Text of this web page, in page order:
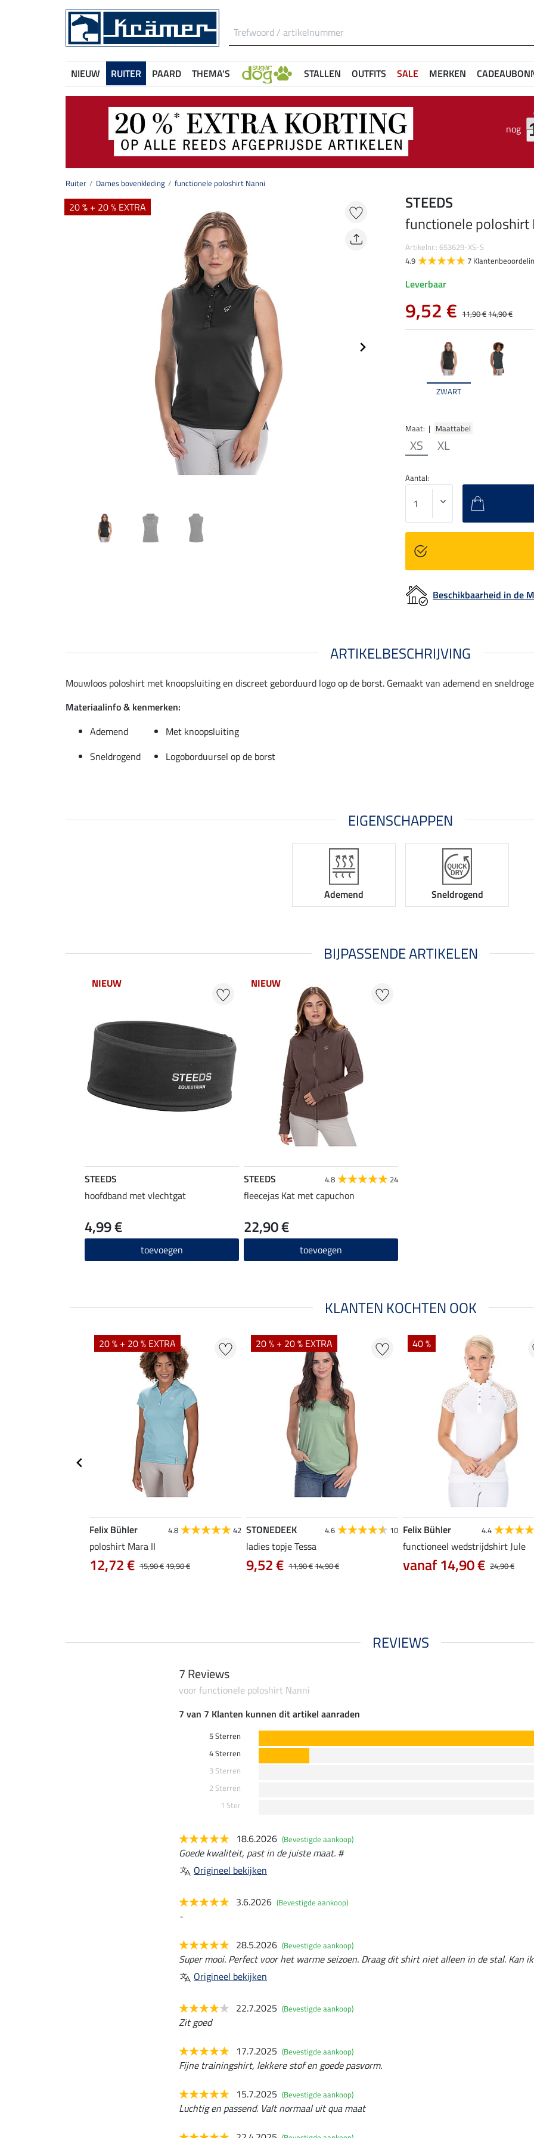
NIEUW RUITER PAARD THEMA'S STALLEN OUTFITS SALE MERKEN
nog
Ruiter Dames bovenkleding functionele poloshirt Nanni
20 % + 20 % EXTRA
ZWART
Maat: | Maattabel
XS XL
STEEDS
functionele poloshirt
Artikelnr.: 653629-XS-S
4.9
7
Leverbaar
9,52 € 11,90 €14,90 €
Aantal:
Beschikbaarheid in de
ARTIKELBESCHRIJVING
Mouwloos poloshirt met knoopsluiting en discreet geborduurd logo op de borst. Gemaakt van ademend en
Materiaalinfo & kenmerken:
Ademend
Met knoopsluiting
Sneldrogend
Logoborduursel op de borst
EIGENSCHAPPEN
Ademend Sneldrogend
BIJPASSENDE ARTIKELEN
NIEUW
STEEDS
hoofdband met vlechtgat
4,99 €
toevoegen
NIEUW
STEEDS 4.8 24
fleecejas Kat met capuchon
22,90 €
toevoegen
KLANTEN KOCHTEN OOK
20 % + 20 % EXTRA
Felix Bühler 4.8 42
poloshirt Mara II
15,90 €19,90 €
12,72 €
20 % + 20 % EXTRA
STONEDEEK 4.6 10
ladies topje Tessa
11,90 €14,90 €
9,52 €
40 %
Felix Bühler 4.4
functioneel wedstrijdshirt Jule
24,90 €
vanaf 14,90 €
REVIEWS
7 Reviews
voor functionele poloshirt Nanni
7 van 7 Klanten kunnen dit artikel aanraden
5 Sterren
4 Sterren
3 Sterren
2 Sterren
1 Ster
18.6.2026 (Bevestigde aankoop)
Goede kwaliteit, past in de juiste maat. #
Origineel bekijken
3.6.2026 (Bevestigde aankoop)
-
28.5.2026 (Bevestigde aankoop)
Super mooi. Perfect voor het warme seizoen. Draag dit shirt niet alleen in de stal. Kan
Origineel bekijken
22.7.2025 (Bevestigde aankoop)
Zit goed
17.7.2025 (Bevestigde aankoop)
Fijne trainingshirt, lekkere stof en goede pasvorm.
15.7.2025 (Bevestigde aankoop)
Luchtig en passend. Valt normaal uit qua maat